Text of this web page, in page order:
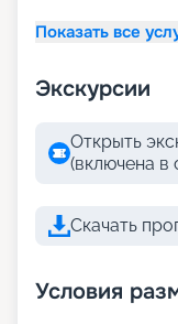
Показать все
Экскурсии
Открыть
(включена в
Скачать
Условия